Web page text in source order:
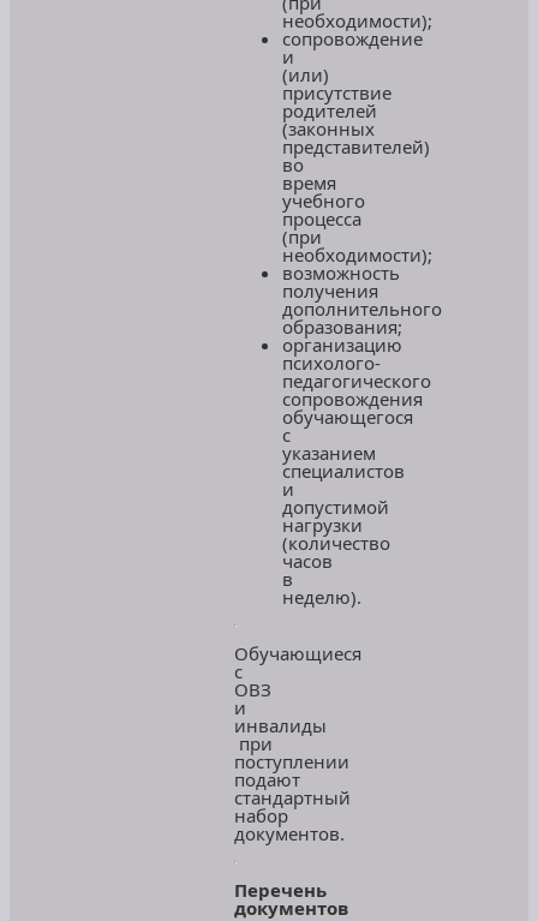
необходимости);
сопровождение
и
(или)
присутствие
родителей
(законных
представителей)
во
время
учебного
процесса
(при
необходимости);
возможность
получения
дополнительного
образования;
организацию
психолого-
педагогического
сопровождения
обучающегося
с
указанием
специалистов
и
допустимой
нагрузки
(количество
часов
в
неделю).
Обучающиеся
с
ОВЗ
и
инвалиды
при
поступлении
подают
стандартный
набор
документов.
Перечень
документов